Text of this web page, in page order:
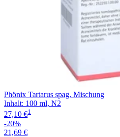
Phönix Tartarus spag. Mischung
Inhalt: 100 ml, N2
27,10 €1
-20%
21,69 €